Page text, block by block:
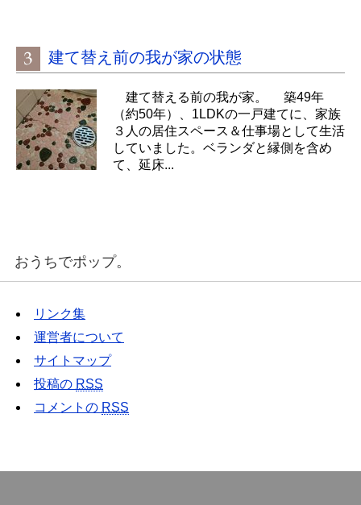
建て替え前の我が家の状態
建て替える前の我が家。 築49年
（約50年）、1LDKの一戸建てに、家族
３人の居住スペース＆仕事場として生活
していました。ベランダと縁側を含め
て、延床...
おうちでポップ。
リンク集
運営者について
サイトマップ
投稿の RSS
コメントの RSS